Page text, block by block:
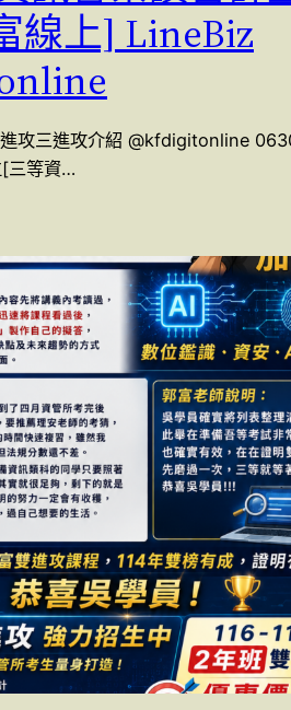
線上] LineBiz
攻三進攻介紹 @kfdigitonline
三等資…